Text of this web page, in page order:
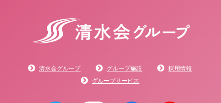
清水会グループ グループ施設
採用情報
グループサービス